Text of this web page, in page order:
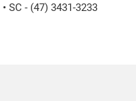
•SC - (47) 3431-3233